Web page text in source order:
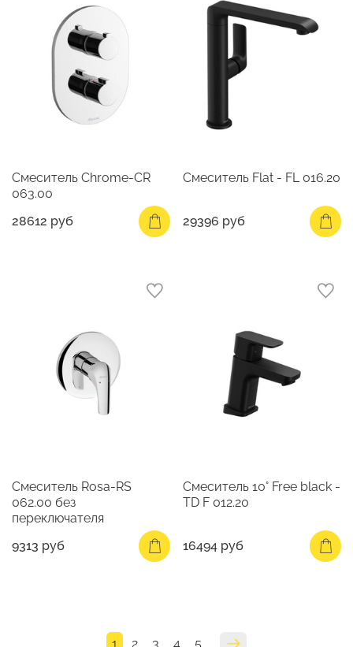
Смеситель Chrome-CR
063.00
28612 руб
Смеситель Flat - FL 016.20
29396 руб
Смеситель Rosa-RS
062.00 без
переключателя
9313 руб
Смеситель 10° Free black -
TD F 012.20
16494 руб
1 2 3 4 5